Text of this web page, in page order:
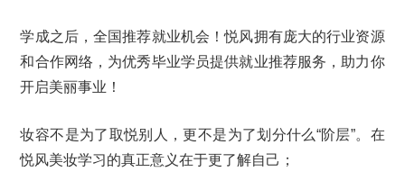
学成之后，全国推荐就业机会！悦风拥有庞大的行业资源
和合作网络，为优秀毕业学员提供就业推荐服务，助力你
开启美丽事业！
妆容不是为了取悦别人，更不是为了划分什么“阶层”。在
悦风美妆学习的真正意义在于更了解自己；